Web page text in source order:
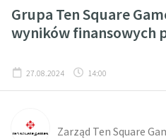
Grupa Ten Square
wyników finansowych
27.08.2024 14:00
Zarząd Ten Square